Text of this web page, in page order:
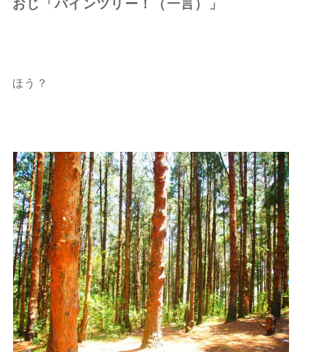
おじ「パインツリー！（一言）」
ほう？